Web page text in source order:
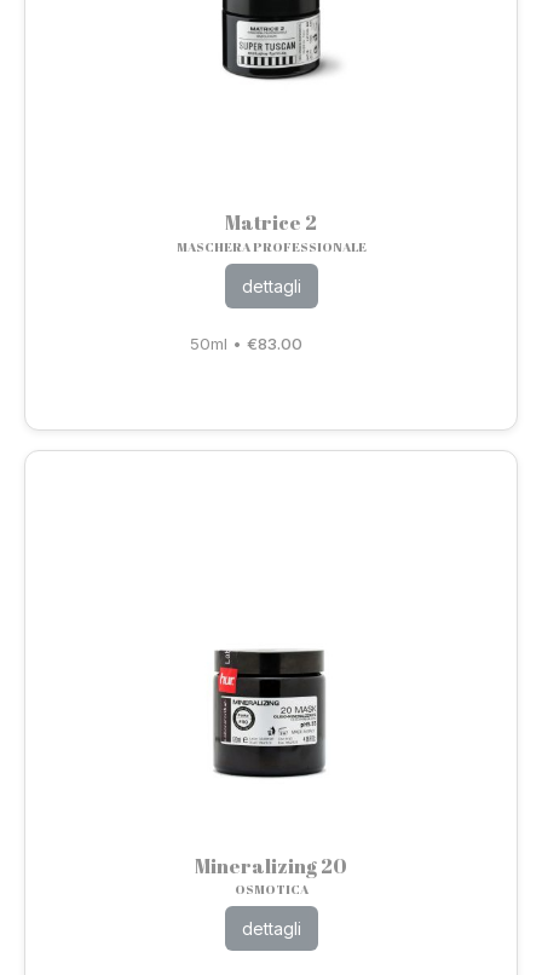
Matrice 2
MASCHERA PROFESSIONALE
dettagli
50ml •€83.00
Mineralizing 20
OSMOTICA
dettagli